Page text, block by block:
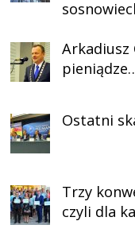
Arkadiusz
Ostatni
Trzy
czyli dla